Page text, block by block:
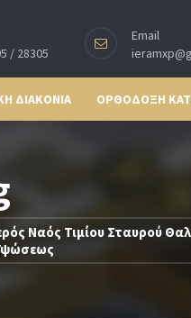
/ 28305
Email
ΔΙΑΚΟΝΙΑ ΟΡΘΟΔΟΞΗ
Ναός Τιμίου Σταυρού